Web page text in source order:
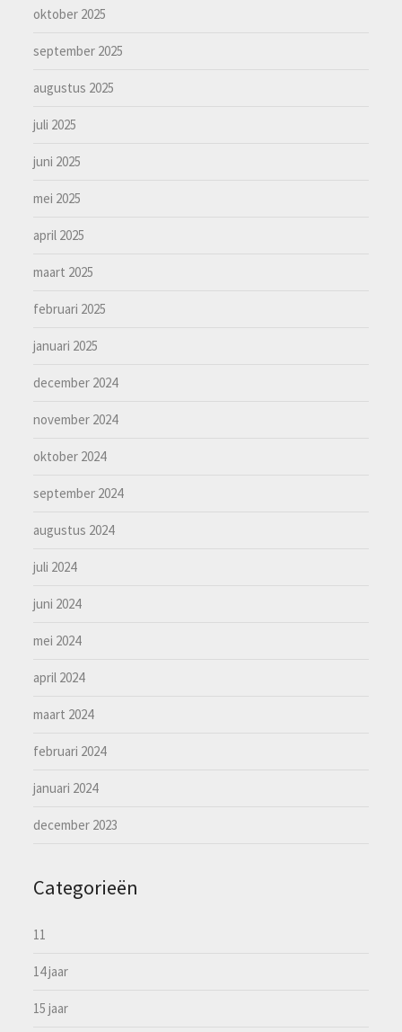
oktober 2025
september 2025
augustus 2025
juli 2025
juni 2025
mei 2025
april 2025
maart 2025
februari 2025
januari 2025
december 2024
november 2024
oktober 2024
september 2024
augustus 2024
juli 2024
juni 2024
mei 2024
april 2024
maart 2024
februari 2024
januari 2024
december 2023
Categorieën
11
14 jaar
15 jaar